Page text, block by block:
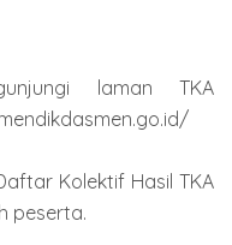
laman TKA
Kolektif Hasil TKA
peserta.